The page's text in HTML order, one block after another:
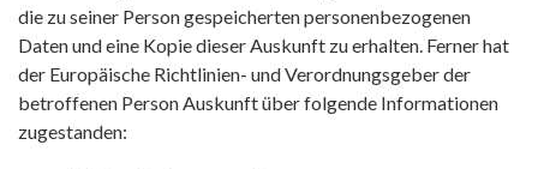
die zu seiner Person gespeicherten personenbezogenen
Daten und eine Kopie dieser Auskunft zu erhalten. Ferner hat
der Europäische Richtlinien- und Verordnungsgeber der
betroffenen Person Auskunft über folgende Informationen
zugestanden: